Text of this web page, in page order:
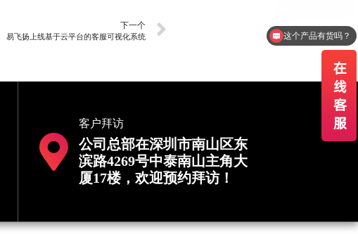
下一个
易飞扬上线基于云平台的客服可视化系统
客户拜访
公司总部在深圳市南山区东
滨路4269号中泰南山主角大
厦17楼，欢迎预约拜访！
这个产品有货吗？